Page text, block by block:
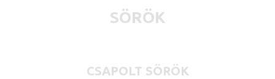
SÖRÖK
CSAPOLT SÖRÖK